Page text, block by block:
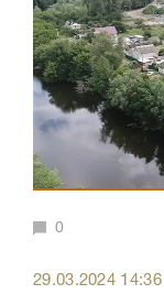
0
29.03.2024 14:36